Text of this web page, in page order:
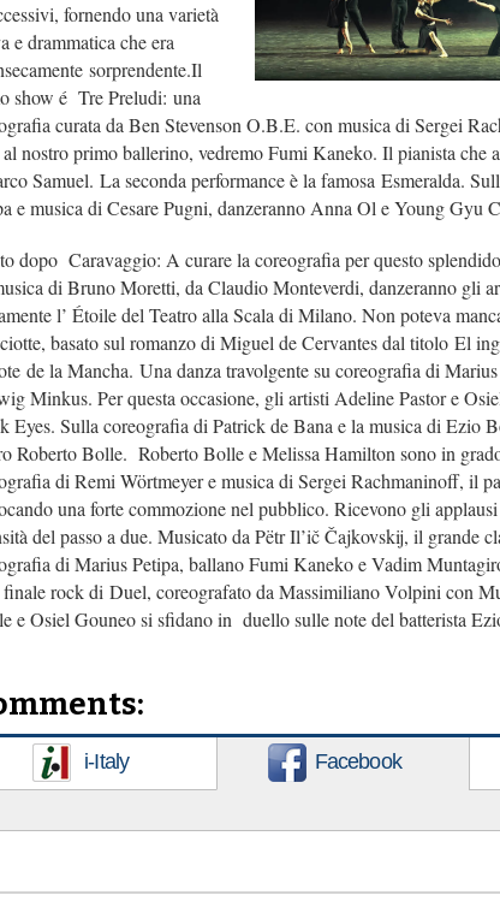
fornendo una varietà
e drammatica che era
sorprendente.Il
show é Tre Preludi: una
curata da Ben Stevenson O.B.E. con musica di Sergei
nostro primo ballerino, vedremo Fumi Kaneko. Il pianista che
Samuel. La seconda performance è la famosa Esmeralda.
e musica di Cesare Pugni, danzeranno Anna Ol e Young Gyu
dopo Caravaggio: A curare la coreografia per questo
di Bruno Moretti, da Claudio Monteverdi, danzeranno gli
l’ Étoile del Teatro alla Scala di Milano. Non poteva
basato sul romanzo di Miguel de Cervantes dal titolo El
de la Mancha. Una danza travolgente su coreografia di
Minkus. Per questa occasione, gli artisti Adeline Pastor e
Eyes. Sulla coreografia di Patrick de Bana e la musica di Ezio
Roberto Bolle. Roberto Bolle e Melissa Hamilton sono in
di Remi Wörtmeyer e musica di Sergei Rachmaninoff, il
una forte commozione nel pubblico. Ricevono gli
del passo a due. Musicato da Pëtr Il’ič Čajkovskij, il grande
di Marius Petipa, ballano Fumi Kaneko e Vadim
finale rock di Duel, coreografato da Massimiliano Volpini con
e Osiel Gouneo si sfidano in duello sulle note del batterista
i-Italy Facebook